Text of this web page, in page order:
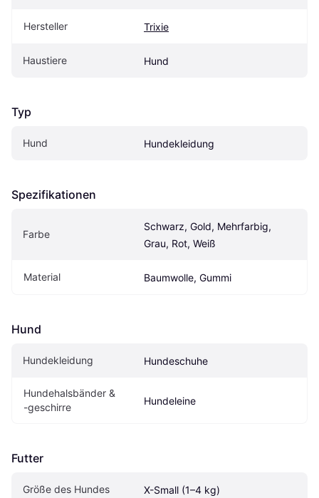
Hersteller Trixie
Haustiere Hund
Typ
Hund Hundekleidung
Spezifikationen
Farbe
Schwarz, Gold, Mehrfarbig,
Grau, Rot, Weiß
Material Baumwolle, Gummi
Hund
Hundekleidung Hundeschuhe
Hundehalsbänder &
-geschirre
Hundeleine
Futter
Größe des Hundes X-Small (1–4 kg)